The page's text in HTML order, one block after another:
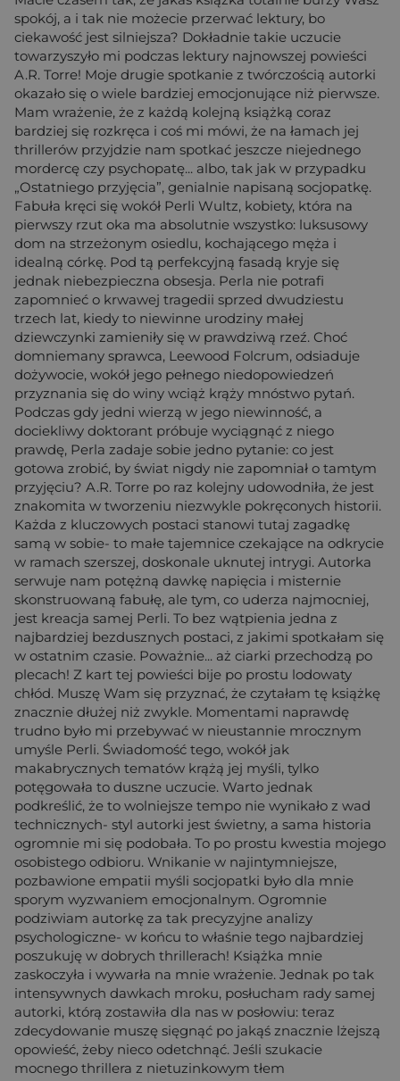
spokój, a i tak nie możecie przerwać lektury, bo
ciekawość jest silniejsza? Dokładnie takie uczucie
towarzyszyło mi podczas lektury najnowszej powieści
A.R. Torre! Moje drugie spotkanie z twórczością autorki
okazało się o wiele bardziej emocjonujące niż pierwsze.
Mam wrażenie, że z każdą kolejną książką coraz
bardziej się rozkręca i coś mi mówi, że na łamach jej
thrillerów przyjdzie nam spotkać jeszcze niejednego
mordercę czy psychopatę... albo, tak jak w przypadku
„Ostatniego przyjęcia”, genialnie napisaną socjopatkę.
Fabuła kręci się wokół Perli Wultz, kobiety, która na
pierwszy rzut oka ma absolutnie wszystko: luksusowy
dom na strzeżonym osiedlu, kochającego męża i
idealną córkę. Pod tą perfekcyjną fasadą kryje się
jednak niebezpieczna obsesja. Perla nie potrafi
zapomnieć o krwawej tragedii sprzed dwudziestu
trzech lat, kiedy to niewinne urodziny małej
dziewczynki zamieniły się w prawdziwą rzeź. Choć
domniemany sprawca, Leewood Folcrum, odsiaduje
dożywocie, wokół jego pełnego niedopowiedzeń
przyznania się do winy wciąż krąży mnóstwo pytań.
Podczas gdy jedni wierzą w jego niewinność, a
dociekliwy doktorant próbuje wyciągnąć z niego
prawdę, Perla zadaje sobie jedno pytanie: co jest
gotowa zrobić, by świat nigdy nie zapomniał o tamtym
przyjęciu? A.R. Torre po raz kolejny udowodniła, że jest
znakomita w tworzeniu niezwykle pokręconych historii.
Każda z kluczowych postaci stanowi tutaj zagadkę
samą w sobie- to małe tajemnice czekające na odkrycie
w ramach szerszej, doskonale uknutej intrygi. Autorka
serwuje nam potężną dawkę napięcia i misternie
skonstruowaną fabułę, ale tym, co uderza najmocniej,
jest kreacja samej Perli. To bez wątpienia jedna z
najbardziej bezdusznych postaci, z jakimi spotkałam się
w ostatnim czasie. Poważnie... aż ciarki przechodzą po
plecach! Z kart tej powieści bije po prostu lodowaty
chłód. Muszę Wam się przyznać, że czytałam tę książkę
znacznie dłużej niż zwykle. Momentami naprawdę
trudno było mi przebywać w nieustannie mrocznym
umyśle Perli. Świadomość tego, wokół jak
makabrycznych tematów krążą jej myśli, tylko
potęgowała to duszne uczucie. Warto jednak
podkreślić, że to wolniejsze tempo nie wynikało z wad
technicznych- styl autorki jest świetny, a sama historia
ogromnie mi się podobała. To po prostu kwestia mojego
osobistego odbioru. Wnikanie w najintymniejsze,
pozbawione empatii myśli socjopatki było dla mnie
sporym wyzwaniem emocjonalnym. Ogromnie
podziwiam autorkę za tak precyzyjne analizy
psychologiczne- w końcu to właśnie tego najbardziej
poszukuję w dobrych thrillerach! Książka mnie
zaskoczyła i wywarła na mnie wrażenie. Jednak po tak
intensywnych dawkach mroku, posłucham rady samej
autorki, którą zostawiła dla nas w posłowiu: teraz
zdecydowanie muszę sięgnąć po jakąś znacznie lżejszą
opowieść, żeby nieco odetchnąć. Jeśli szukacie
mocnego thrillera z nietuzinkowym tłem